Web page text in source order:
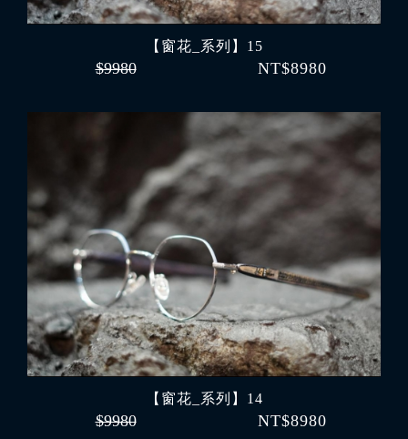
【窗花_系列】15
$9980 NT$8980
【窗花_系列】14
$9980 NT$8980